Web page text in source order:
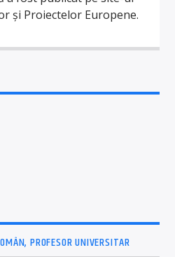
și Proiectelor Europene.
PROFESOR UNIVERSITAR